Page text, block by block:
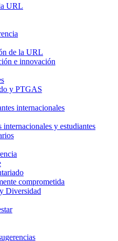
URL
de la URL
e innovación
y PTGAS
internacionales
y estudiantes
comprometida
Diversidad